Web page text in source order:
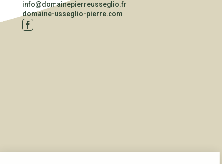
info@domainepierreusseglio.fr
domaine-usseglio-pierre.com